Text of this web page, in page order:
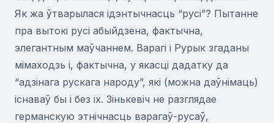
Як жа ўтварылася ідэнтычнасць “русі”? Пытанне
пра вытокі русі абыйдзена, фактычна,
элегантным маўчаннем. Варагі і Рурык згаданы
мімаходзь і, фактычна, у якасці дадатку да
“адзінага рускага народу”, які (можна даўнімаць)
існаваў бы і без іх. Зінькевіч не разглядае
германскую этнічнасць варагаў-русаў,